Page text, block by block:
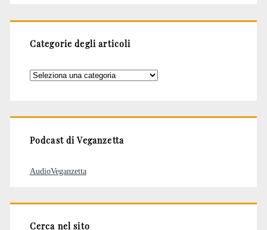
Categorie degli articoli
Categorie
Podcast di Veganzetta
AudioVeganzetta
Cerca nel sito